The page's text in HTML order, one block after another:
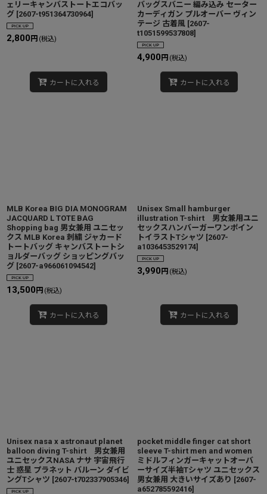
ェリーキャンバストートエコバッ
グ [2607-t951364730964]
2,800 円 (税込)
カートに入れる
バッグスバニー 編み込み セーター
カーディガン プルオーバー ヴィン
テージ 古着風 [2607-
t1051599537808]
4,900 円 (税込)
カートに入れる
MLB Korea BIG DIA MONOGRAM
JACQUARD L TOTE BAG
Shopping bag 男女兼用 ユニセッ
クス MLB Korea 刺繍 ジャカード
トートバッグ キャンバストートシ
ョルダーバッグ ショッピングバッ
グ [2607-a966061094542]
13,500 円 (税込)
カートに入れる
Unisex Small hamburger
illustration T-shirt 男女兼用ユニ
セックスハンバーガーワンポイン
トイラストTシャツ [2607-
a1036453529174]
3,990 円 (税込)
カートに入れる
Unisex nasa x astronaut planet
balloon diving T-shirt 男女兼用
ユニセックスNASA ナサ 宇宙飛行
士 惑星 プラネット バルーン ダイビ
ングTシャツ [2607-t702337905346]
pocket middle finger cat short
sleeve T-shirt men and women
ミドルフィンガーキャットオーバ
ーサイズ半袖Tシャツ ユニセックス
男女兼用 大きいサイズあり [2607-
a652785592416]